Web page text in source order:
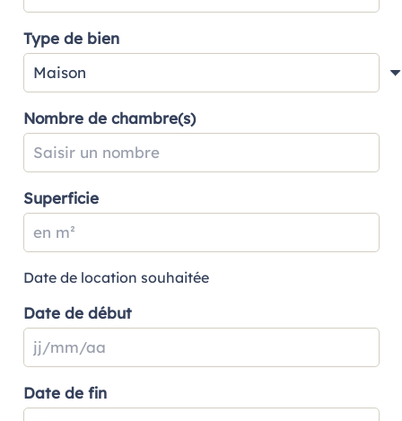
Type de bien
Nombre de chambre(s)
Superficie
Date de location souhaitée
Date de début
Date de fin